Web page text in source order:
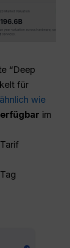
“Deep
für
wie
im